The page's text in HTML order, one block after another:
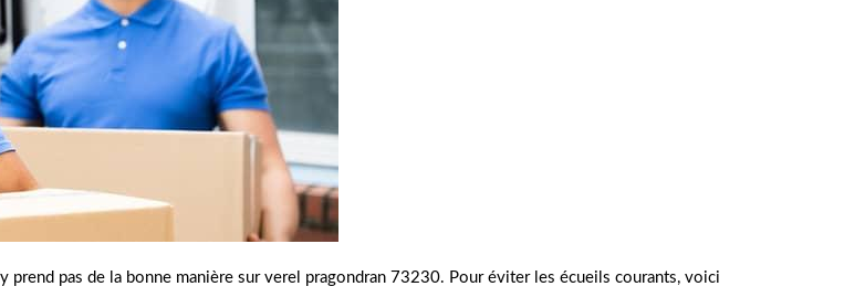
prend pas de la bonne manière sur verel pragondran 73230. Pour éviter les écueils courants, voici